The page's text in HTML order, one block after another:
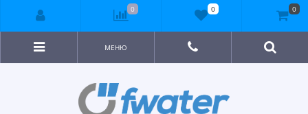
МЕНЮ
0 0 0